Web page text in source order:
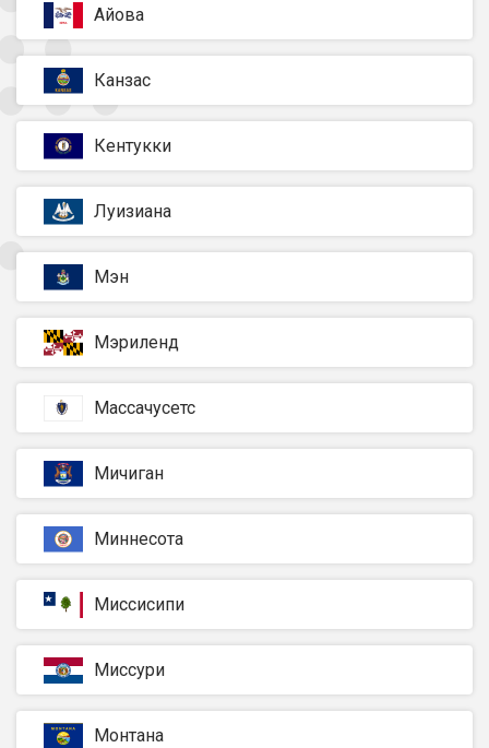
Айова
Канзас
Кентукки
Луизиана
Мэн
Мэриленд
Массачусетс
Мичиган
Миннесота
Миссисипи
Миссури
Монтана